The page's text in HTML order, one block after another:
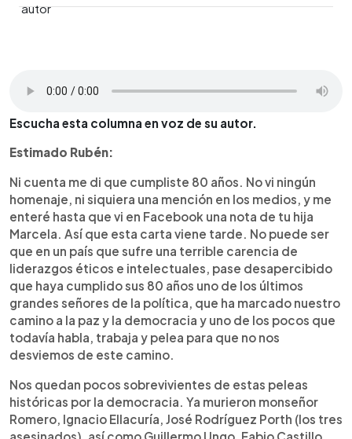
Escucha esta columna en voz de su autor.
Estimado Rubén:
Ni cuenta me di que cumpliste 80 años. No vi ningún
homenaje, ni siquiera una mención en los medios, y me
enteré hasta que vi en Facebook una nota de tu hija
Marcela. Así que esta carta viene tarde. No puede ser
que en un país que sufre una terrible carencia de
liderazgos éticos e intelectuales, pase desapercibido
que haya cumplido sus 80 años uno de los últimos
grandes señores de la política, que ha marcado nuestro
camino a la paz y la democracia y uno de los pocos que
todavía habla, trabaja y pelea para que no nos
desviemos de este camino.
Nos quedan pocos sobrevivientes de estas peleas
históricas por la democracia. Ya murieron monseñor
Romero, Ignacio Ellacuría, José Rodríguez Porth (los tres